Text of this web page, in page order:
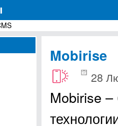
программ для Windows
Mobirise
28
Mobirise –